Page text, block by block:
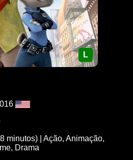
L
minutos) | Ação, Animação,
Drama